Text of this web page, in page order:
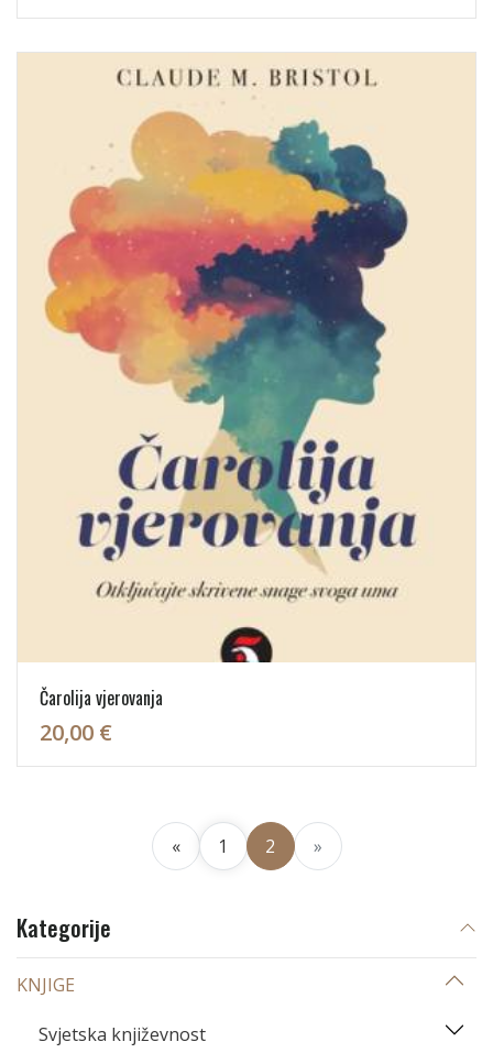
Čarolija vjerovanja
20,00 €
« 1 2 »
Kategorije
KNJIGE
Svjetska književnost